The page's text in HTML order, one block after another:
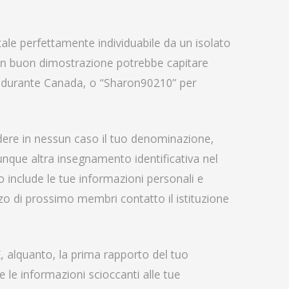
perfettamente individuabile da un isolato
buon dimostrazione potrebbe capitare
Canada, o “Sharon90210” per
in nessun caso il tuo denominazione,
altra insegnamento identificativa nel
include le tue informazioni personali e
di prossimo membri contatto il istituzione
alquanto, la prima rapporto del tuo
le informazioni scioccanti alle tue